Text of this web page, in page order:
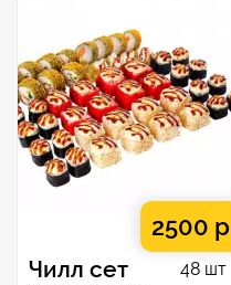
2500 р
Чилл сет 48 шт